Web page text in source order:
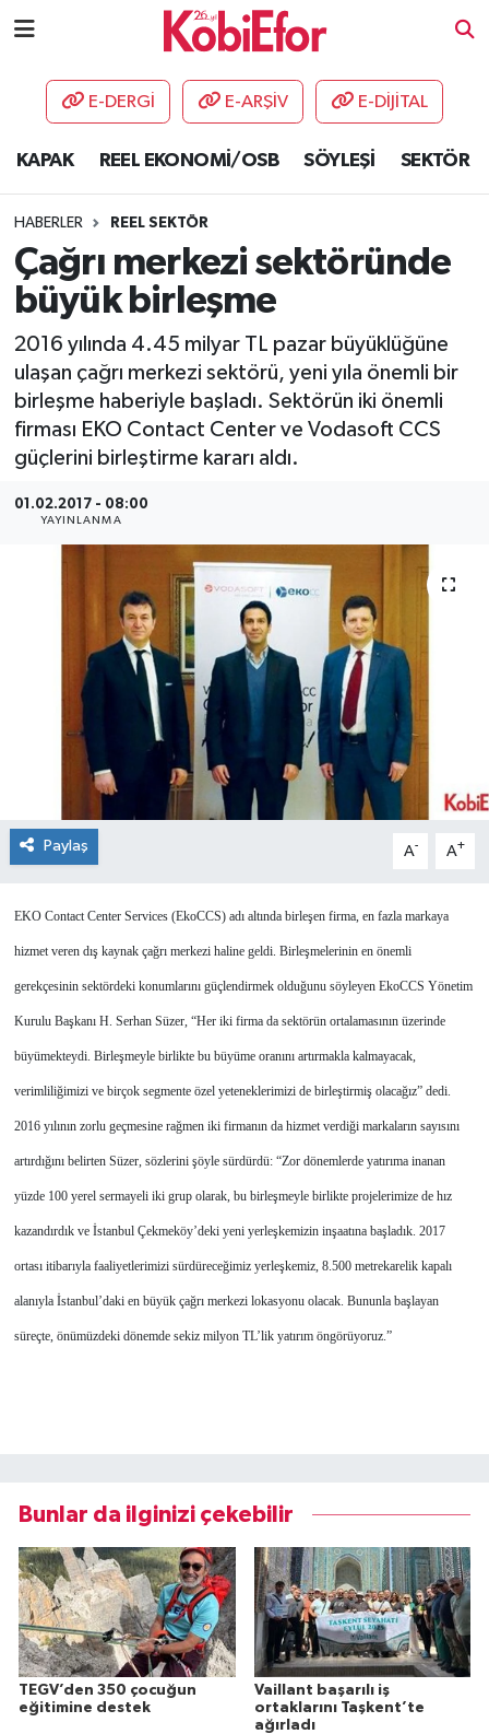
E-DERGİ E-ARŞİV E-DİJİTAL
KAPAK REEL EKONOMİ/OSB SÖYLEŞİ SEKTÖR
HABERLER REEL SEKTÖR
Çağrı merkezi sektöründe
büyük birleşme
2016 yılında 4.45 milyar TL pazar büyüklüğüne
ulaşan çağrı merkezi sektörü, yeni yıla önemli bir
birleşme haberiyle başladı. Sektörün iki önemli
firması EKO Contact Center ve Vodasoft CCS
güçlerini birleştirme kararı aldı.
01.02.2017 - 08:00
YAYINLANMA
Paylaş A- A+
EKO Contact Center Services (EkoCCS) adı altında birleşen firma, en fazla markaya
hizmet veren dış kaynak çağrı merkezi haline geldi. Birleşmelerinin en önemli
gerekçesinin sektördeki konumlarını güçlendirmek olduğunu söyleyen EkoCCS Yönetim
Kurulu Başkanı H. Serhan Süzer, “Her iki firma da sektörün ortalamasının üzerinde
büyümekteydi. Birleşmeyle birlikte bu büyüme oranını artırmakla kalmayacak,
verimliliğimizi ve birçok segmente özel yeteneklerimizi de birleştirmiş olacağız” dedi.
2016 yılının zorlu geçmesine rağmen iki firmanın da hizmet verdiği markaların sayısını
artırdığını belirten Süzer, sözlerini şöyle sürdürdü: “Zor dönemlerde yatırıma inanan
yüzde 100 yerel sermayeli iki grup olarak, bu birleşmeyle birlikte projelerimize de hız
kazandırdık ve İstanbul Çekmeköy’deki yeni yerleşkemizin inşaatına başladık. 2017
ortası itibarıyla faaliyetlerimizi sürdüreceğimiz yerleşkemiz, 8.500 metrekarelik kapalı
alanıyla İstanbul’daki en büyük çağrı merkezi lokasyonu olacak. Bununla başlayan
süreçte, önümüzdeki dönemde sekiz milyon TL’lik yatırım öngörüyoruz.”
Bunlar da ilginizi çekebilir
TEGV’den 350 çocuğun
eğitimine destek
Vaillant başarılı iş
ortaklarını Taşkent’te
ağırladı
AKADEMİ
DESTEK-TEŞVİK
ETKİNLİK
GÜNCEL
HABERLER
KAPAK
SEKTÖR
ŞİRKET PANO
SÖYLEŞİ
ÜLKE
YAŞAM